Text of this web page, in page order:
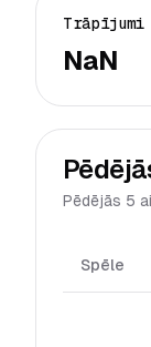
Trāpījumi
NaN
Pēdējās 5
Spēle